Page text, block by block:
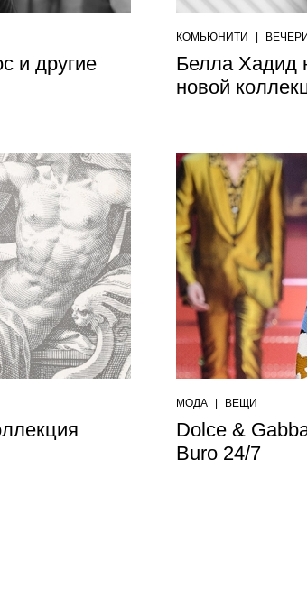
и другие
КОМЬЮНИТИ
Белла Хадид
новой
МОДА ВЕЩИ
Dolce &
Buro 24/7